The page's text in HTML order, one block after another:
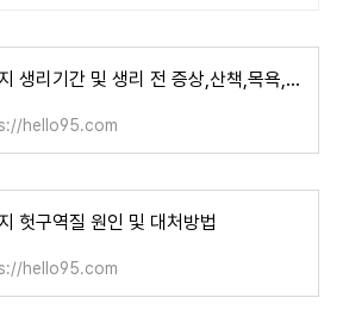
강아지 생리기간 및 생리 전 증상,산책,목욕,주기
hello95.com
헛구역질 원인 및 대처방법
hello95.com